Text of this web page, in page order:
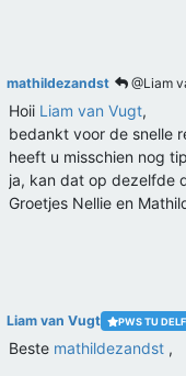
mathildezandst @Liam
Hoii Liam van Vugt,
bedankt voor de snelle
heeft u misschien nog
ja, kan dat op dezelfde
Groetjes Nellie en
Liam van Vugt PWS TU
Beste mathildezandst ,